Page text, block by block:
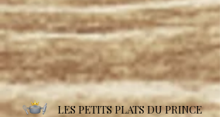
LES PETITS PLATS DU PRINCE